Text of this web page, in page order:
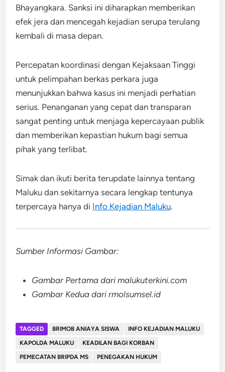
Bhayangkara. Sanksi ini diharapkan memberikan
efek jera dan mencegah kejadian serupa terulang
kembali di masa depan.
Percepatan koordinasi dengan Kejaksaan Tinggi
untuk pelimpahan berkas perkara juga
menunjukkan bahwa kasus ini menjadi perhatian
serius. Penanganan yang cepat dan transparan
sangat penting untuk menjaga kepercayaan publik
dan memberikan kepastian hukum bagi semua
pihak yang terlibat.
Simak dan ikuti berita terupdate lainnya tentang
Maluku dan sekitarnya secara lengkap tentunya
terpercaya hanya di Info Kejadian Maluku.
Sumber Informasi Gambar:
Gambar Pertama dari malukuterkini.com
Gambar Kedua dari rmolsumsel.id
TAGGED BRIMOB ANIAYA SISWA
INFO KEJADIAN MALUKU
KAPOLDA MALUKU
KEADILAN BAGI KORBAN
PEMECATAN BRIPDA MS
PENEGAKAN HUKUM